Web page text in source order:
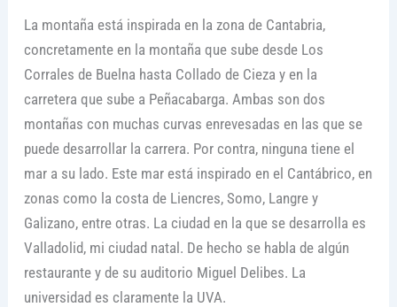
La montaña está inspirada en la zona de Cantabria,
concretamente en la montaña que sube desde Los
Corrales de Buelna hasta Collado de Cieza y en la
carretera que sube a Peñacabarga. Ambas son dos
montañas con muchas curvas enrevesadas en las que se
puede desarrollar la carrera. Por contra, ninguna tiene el
mar a su lado. Este mar está inspirado en el Cantábrico, en
zonas como la costa de Liencres, Somo, Langre y
Galizano, entre otras. La ciudad en la que se desarrolla es
Valladolid, mi ciudad natal. De hecho se habla de algún
restaurante y de su auditorio Miguel Delibes. La
universidad es claramente la UVA.